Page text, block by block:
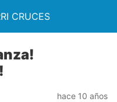
CRUCES
hace 10 años